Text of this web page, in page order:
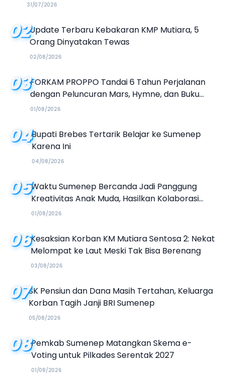
31/07/2026
02Update Terbaru Kebakaran KMP Mutiara, 5
Orang Dinyatakan Tewas
02/08/2026
03FORKAM PROPPO Tandai 6 Tahun Perjalanan
dengan Peluncuran Mars, Hymne, dan Buku
Organisasi
01/08/2026
04Bupati Brebes Tertarik Belajar ke Sumenep
Karena Ini
04/08/2026
05Waktu Sumenep Bercanda Jadi Panggung
Kreativitas Anak Muda, Hasilkan Kolaborasi
Industri Kreatif
01/08/2026
06Kesaksian Korban KM Mutiara Sentosa 2: Nekat
Melompat ke Laut Meski Tak Bisa Berenang
03/08/2026
07SK Pensiun dan Dana Masih Tertahan, Keluarga
Korban Tagih Janji BRI Sumenep
05/08/2026
08Pemkab Sumenep Matangkan Skema e-
Voting untuk Pilkades Serentak 2027
01/08/2026